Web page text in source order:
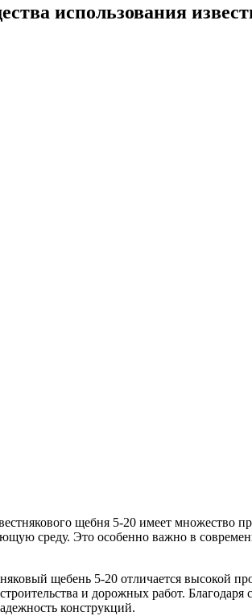
использования
щебня 5-20 имеет множество
среду. Это особенно важно в
щебень 5-20 отличается высокой
и дорожных работ.
конструкций.